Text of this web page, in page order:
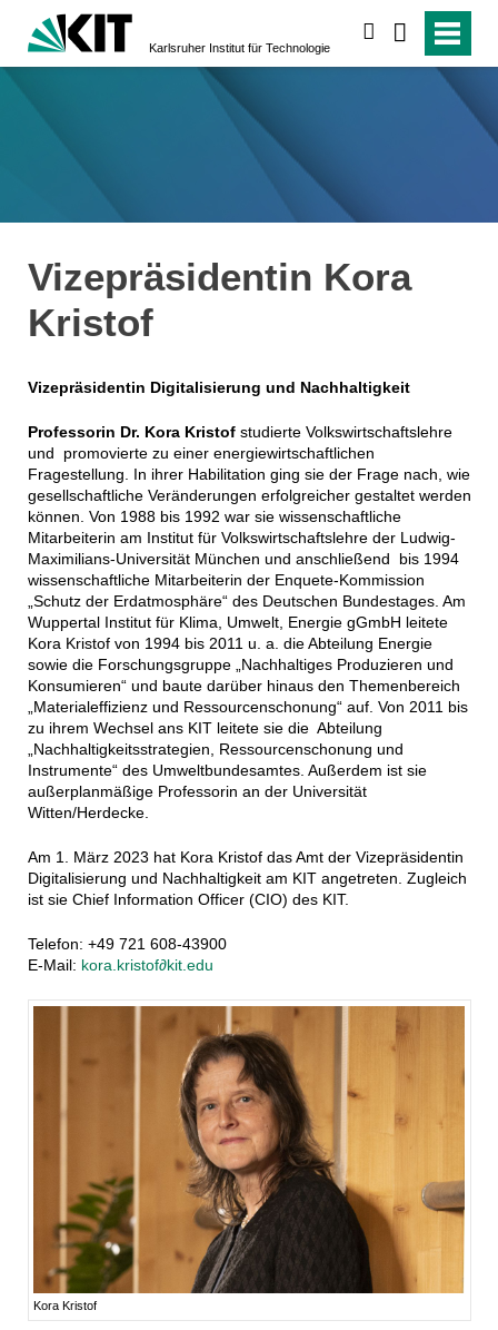
Karlsruher Institut für Technologie
Vizepräsidentin Kora
Kristof
Vizepräsidentin Digitalisierung und Nachhaltigkeit
Professorin Dr. Kora Kristofstudierte Volkswirtschaftslehre
und promovierte zu einer energiewirtschaftlichen
Fragestellung. In ihrer Habilitation ging sie der Frage nach, wie
gesellschaftliche Veränderungen erfolgreicher gestaltet werden
können. Von 1988 bis 1992 war sie wissenschaftliche
Mitarbeiterin am Institut für Volkswirtschaftslehre der Ludwig-
Maximilians-Universität München und anschließend bis 1994
wissenschaftliche Mitarbeiterin der Enquete-Kommission
„Schutz der Erdatmosphäre“ des Deutschen Bundestages. Am
Wuppertal Institut für Klima, Umwelt, Energie gGmbH leitete
Kora Kristof von 1994 bis 2011 u. a. die Abteilung Energie
sowie die Forschungsgruppe „Nachhaltiges Produzieren und
Konsumieren“ und baute darüber hinaus den Themenbereich
„Materialeffizienz und Ressourcenschonung“ auf. Von 2011 bis
zu ihrem Wechsel ans KIT leitete sie die Abteilung
„Nachhaltigkeitsstrategien, Ressourcenschonung und
Instrumente“ des Umweltbundesamtes. Außerdem ist sie
außerplanmäßige Professorin an der Universität
Witten/Herdecke.
Am 1. März 2023 hat Kora Kristof das Amt der Vizepräsidentin
Digitalisierung und Nachhaltigkeit am KIT angetreten. Zugleich
ist sie Chief Information Officer (CIO) des KIT.
Telefon: +49 721 608-43900
E-Mail: kora.kristof∂kit.edu
Kora Kristof